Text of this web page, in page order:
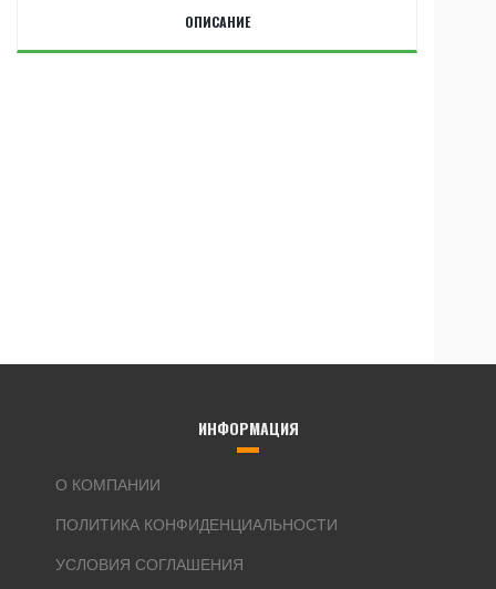
ОПИСАНИЕ
ИНФОРМАЦИЯ
О КОМПАНИИ
ПОЛИТИКА КОНФИДЕНЦИАЛЬНОСТИ
УСЛОВИЯ СОГЛАШЕНИЯ